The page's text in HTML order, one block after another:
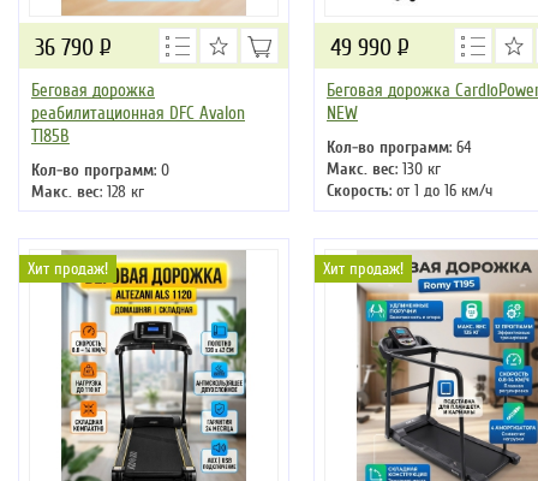
Беговая дорожка
реабилитационная DFC Avalon
T185B
Кол-во программ: 0
Макс. вес: 128 кг
Скорость: 10 км/ч
Мощность двигателя: 1 л.с.
Регулировка угла наклона: нет
Длина бегового полотна: 110 см
36 790 Р
Беговая дорожка
NEW
Кол-во программ: 64
Макс. вес: 130 кг
Скорость: от 1 до 16 км/ч
Мощность двигателя: 2 л.с.
Регулировка угла наклона:
автоматическая
Длина бегового полотна: 130
49 990 Р
Хит продаж! Хит продаж!